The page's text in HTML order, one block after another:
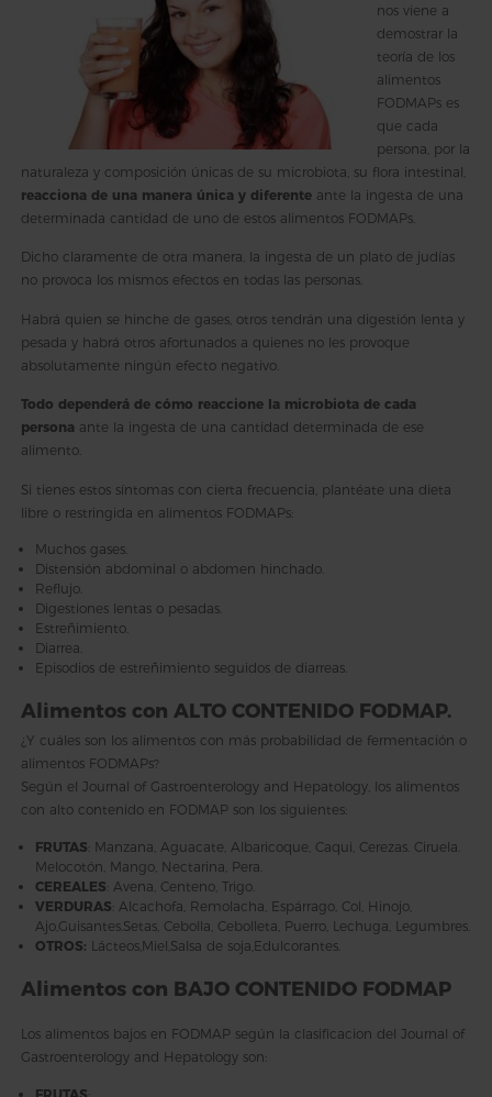
nos viene a
demostrar la
teoría de los
alimentos
FODMAPs es
que cada
persona, por la
naturaleza y composición únicas de su microbiota, su flora intestinal,
reacciona de una manera única y diferente ante la ingesta de una
determinada cantidad de uno de estos alimentos FODMAPs.
Dicho claramente de otra manera, la ingesta de un plato de judías
no provoca los mismos efectos en todas las personas.
Habrá quien se hinche de gases, otros tendrán una digestión lenta y
pesada y habrá otros afortunados a quienes no les provoque
absolutamente ningún efecto negativo.
Todo dependerá de cómo reaccione la microbiota de cada
persona ante la ingesta de una cantidad determinada de ese
alimento.
Si tienes estos síntomas con cierta frecuencia, plantéate una dieta
libre o restringida en alimentos FODMAPs:
Muchos gases.
Distensión abdominal o abdomen hinchado.
Reflujo.
Digestiones lentas o pesadas.
Estreñimiento.
Diarrea.
Episodios de estreñimiento seguidos de diarreas.
Alimentos con ALTO CONTENIDO FODMAP.
¿Y cuáles son los alimentos con más probabilidad de fermentación o
alimentos FODMAPs?
Según el Journal of Gastroenterology and Hepatology, los alimentos
con alto contenido en FODMAP son los siguientes:
FRUTAS: Manzana, Aguacate, Albaricoque, Caqui, Cerezas. Ciruela.
Melocotón, Mango, Nectarina, Pera.
CEREALES: Avena, Centeno, Trigo.
VERDURAS: Alcachofa, Remolacha, Espárrago, Col, Hinojo,
Ajo,Guisantes.Setas, Cebolla, Cebolleta, Puerro, Lechuga, Legumbres.
OTROS: Lácteos,Miel,Salsa de soja,Edulcorantes.
Alimentos con BAJO CONTENIDO FODMAP
Los alimentos bajos en FODMAP según la clasificacion del Journal of
Gastroenterology and Hepatology son: